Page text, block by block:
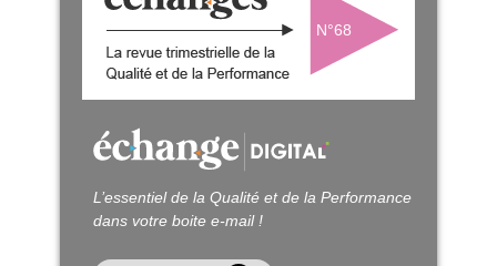
N°68
L’essentiel de la Qualité et de la Performance
dans votre boite e-mail !